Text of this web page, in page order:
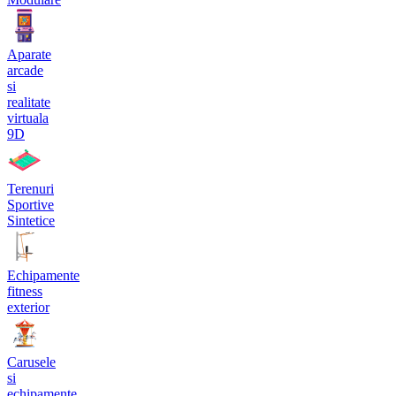
Aparate
arcade
si
realitate
virtuala
9D
Terenuri
Sportive
Sintetice
Echipamente
fitness
exterior
Carusele
si